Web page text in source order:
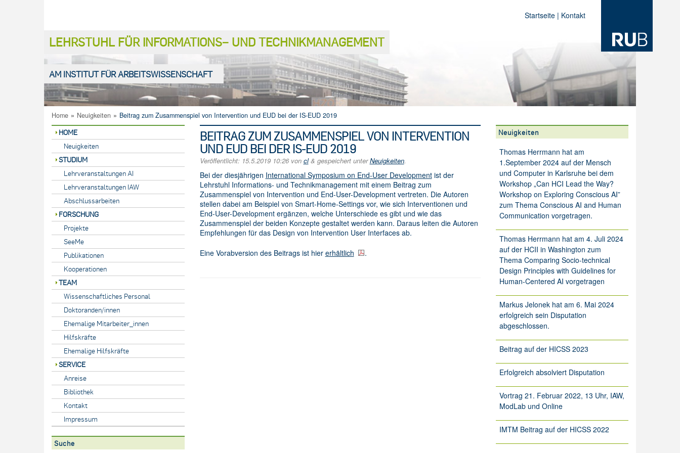
LEHRSTUHL FÜR INFORMATIONS− UND TECHNIKMANAGEMENT
AM INSTITUT FÜR ARBEITSWISSENSCHAFT
Startseite | Kontakt
Home » Neuigkeiten » Beitrag zum Zusammenspiel von Intervention und EUD bei der IS-EUD 2019
HOME
Neuigkeiten
STUDIUM
Lehrveranstaltungen AI
Lehrveranstaltungen IAW
Abschlussarbeiten
FORSCHUNG
Projekte
SeeMe
Publikationen
Kooperationen
TEAM
Wissenschaftliches Personal
Doktoranden/innen
Ehemalige Mitarbeiter_innen
Hilfskräfte
Ehemalige Hilfskräfte
SERVICE
Anreise
Bibliothek
Kontakt
Impressum
Suche
BEITRAG ZUM ZUSAMMENSPIEL VON INTERVENTION
UND EUD BEI DER IS-EUD 2019
Veröffentlicht: 15.5.2019 10:26von cl & gespeichert unterNeuigkeiten.
Bei der diesjährigen International Symposium on End-User Developmentist der
Lehrstuhl Informations- und Technikmanagement mit einem Beitrag zum
Zusammenspiel von Intervention und End-User-Development vertreten. Die Autoren
stellen dabei am Beispiel von Smart-Home-Settings vor, wie sich Interventionen und
End-User-Development ergänzen, welche Unterschiede es gibt und wie das
Zusammenspiel der beiden Konzepte gestaltet werden kann. Daraus leiten die Autoren
Empfehlungen für das Design von Intervention User Interfaces ab.
Eine Vorabversion des Beitrags ist hier erhältlich .
Neuigkeiten
Thomas Herrmann hat am
1.September 2024 auf der Mensch
und Computer in Karlsruhe bei dem
Workshop „Can HCI Lead the Way?
Workshop on Exploring Conscious AI”
zum Thema Conscious AI and Human
Communication vorgetragen.
Thomas Herrmann hat am 4. Juli 2024
auf der HCII in Washington zum
Thema Comparing Socio-technical
Design Principles with Guidelines for
Human-Centered AI vorgetragen
Markus Jelonek hat am 6. Mai 2024
erfolgreich sein Disputation
abgeschlossen.
Beitrag auf der HICSS 2023
Erfolgreich absolviert Disputation
Vortrag 21. Februar 2022, 13 Uhr, IAW,
ModLab und Online
IMTM Beitrag auf der HICSS 2022